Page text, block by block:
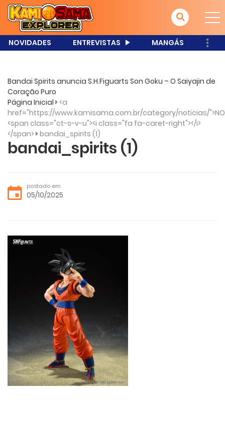
NOVIDADES ENTREVISTAS MANGÁS
Bandai Spirits anuncia S.H.Figuarts Son Goku – O Saiyajin de
Coração Puro
Página Inicial <a
href="https://www.kamisama.com.br/category/noticias/
<span class="ct-s-v-u"><i class="fa fa-caret-right"></i>
</span> bandai_spirits (1)
bandai_spirits (1)
postado em
05/10/2025